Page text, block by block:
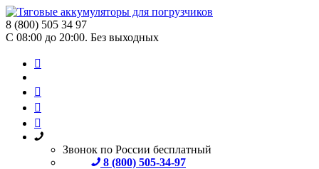
8 (800) 505 34 97
С 08:00 до 20:00. Без выходных
Звонок по России бесплатный
8 (800) 505-34-97